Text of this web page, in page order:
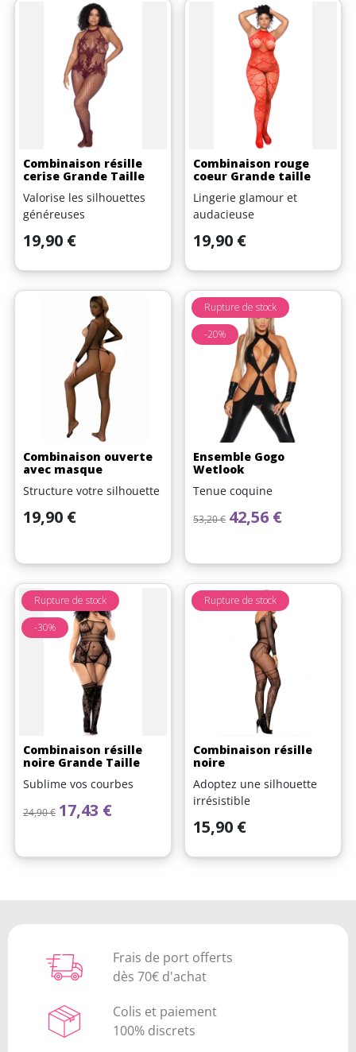
Combinaison résille
cerise Grande Taille
Valorise les silhouettes
généreuses
Prix
19,90 €
Combinaison rouge
coeur Grande taille
Lingerie glamour et
audacieuse
Prix
19,90 €
Combinaison ouverte
avec masque
Structure votre silhouette
Prix
19,90 €
Ensemble Gogo
Wetlook
Tenue coquine
Prix de base
53,20 € Prix
42,56 €
Rupture de stock
-20%
Combinaison résille
noire Grande Taille
Sublime vos courbes
Prix de base
24,90 € Prix
17,43 €
Rupture de stock
-30%
Combinaison résille
noire
Adoptez une silhouette
irrésistible
Prix
15,90 €
Rupture de stock
Frais de port offerts
dès 70€ d'achat
Colis et paiement
100% discrets